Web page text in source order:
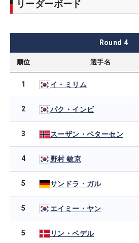
リーダーボード
Round 4
順位 選手名
1 イ・ミリム
2 パク・インビ
3 スーザン・ペターセン
4 野村 敏京
5 サンドラ・ガル
5 エイミー・ヤン
5 リン・ベデル